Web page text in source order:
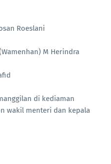
Roeslani
M Herindra
di kediaman
wakil menteri dan kepala